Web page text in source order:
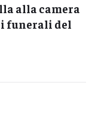
alla camera
i funerali del